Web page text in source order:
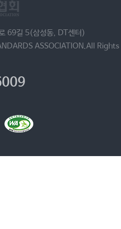
69길 5(삼성동, DT센터)
ASSOCIATION.All Rights